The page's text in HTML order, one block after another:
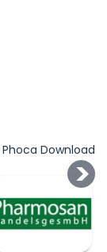
Phoca Download